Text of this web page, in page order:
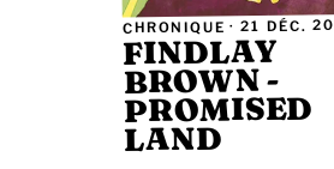
CHRONIQUE · 21 DÉC.
FINDLAY
BROWN -
PROMISED
LAND